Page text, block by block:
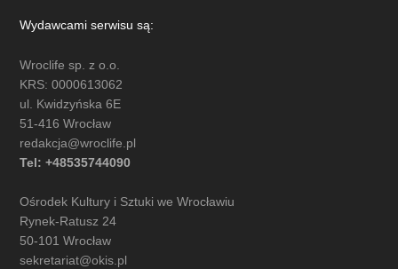
Wydawcami serwisu są:
Wroclife sp. z o.o.
KRS: 0000613062
ul. Kwidzyńska 6E
51-416 Wrocław
redakcja@wroclife.pl
Tel: +48535744090
Ośrodek Kultury i Sztuki we Wrocławiu
Rynek-Ratusz 24
50-101 Wrocław
sekretariat@okis.pl